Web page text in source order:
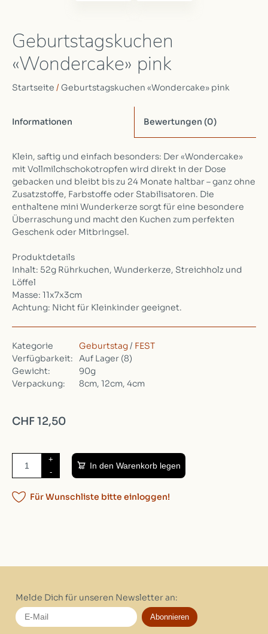
Geburtstagskuchen
«Wondercake» pink
Startseite / Geburtstagskuchen «Wondercake» pink
Informationen Bewertungen (0)
Klein, saftig und einfach besonders: Der «Wondercake»
mit Vollmilchschokotropfen wird direkt in der Dose
gebacken und bleibt bis zu 24 Monate haltbar – ganz ohne
Zusatzstoffe, Farbstoffe oder Stabilisatoren. Die
enthaltene mini Wunderkerze sorgt für eine besondere
Überraschung und macht den Kuchen zum perfekten
Geschenk oder Mitbringsel.
Produktdetails
Inhalt: 52g Rührkuchen, Wunderkerze, Streichholz und
Löffel
Masse: 11x7x3cm
Achtung: Nicht für Kleinkinder geeignet.
Kategorie Geburtstag/ FEST
Verfügbarkeit:
Auf Lager (8)
Gewicht:
90g
Verpackung:
8cm, 12cm, 4cm
CHF 12,50
+
-
In den Warenkorb legen
Für Wunschliste bitte einloggen!
Melde Dich für unseren Newsletter an:
Abonnieren